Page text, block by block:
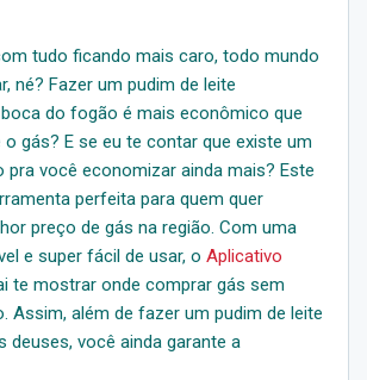
tudo ficando mais caro, todo mundo
né? Fazer um pudim de leite
do fogão é mais econômico que
gás? E se eu te contar que existe um
pra você economizar ainda mais? Este
perfeita para quem quer
preço de gás na região. Com uma
e super fácil de usar, o Aplicativo
te mostrar onde comprar gás sem
Assim, além de fazer um pudim de leite
deuses, você ainda garante a